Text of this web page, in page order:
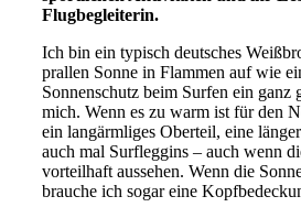
Flugbegleiterin.
Ich bin ein typisch deutsches
prallen Sonne in Flammen auf wie
Sonnenschutz beim Surfen ein ganz
mich. Wenn es zu warm ist für den
ein langärmliges Oberteil, eine
auch mal Surfleggins – auch wenn
vorteilhaft aussehen. Wenn die
brauche ich sogar eine